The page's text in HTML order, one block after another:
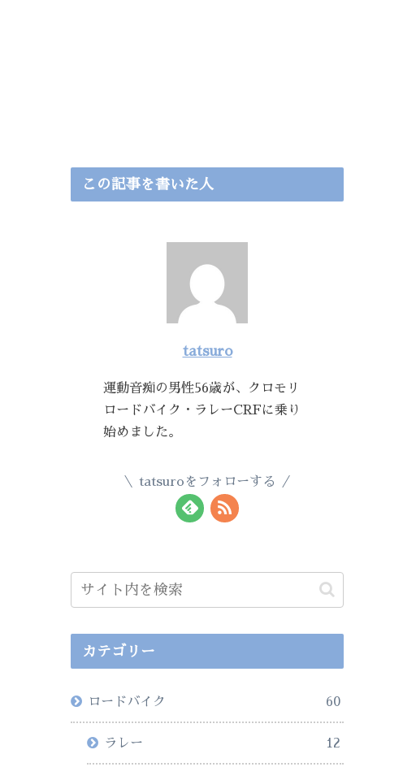
この記事を書いた人
tatsuro
運動音痴の男性56歳が、クロモリ
ロードバイク・ラレーCRFに乗り
始めました。
tatsuroをフォローする
カテゴリー
ロードバイク 60
ラレー 12